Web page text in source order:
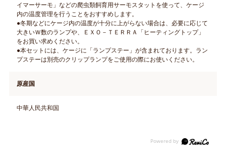
イマーサーモ」などの爬虫類飼育用サーモスタットを使って、ケージ
内の温度管理を行うことをおすすめします。
●冬期などにケージ内の温度が十分に上がらない場合は、必要に応じて
大きいＷ数のランプや、ＥＸＯ－ＴＥＲＲＡ「ヒーティングトップ」
をお買い求めください。
●本セットには、ケージに「ランプステー」が含まれております。ラン
プステーは別売のクリップランプをご使用の際にお使いください。
原産国
中華人民共和国